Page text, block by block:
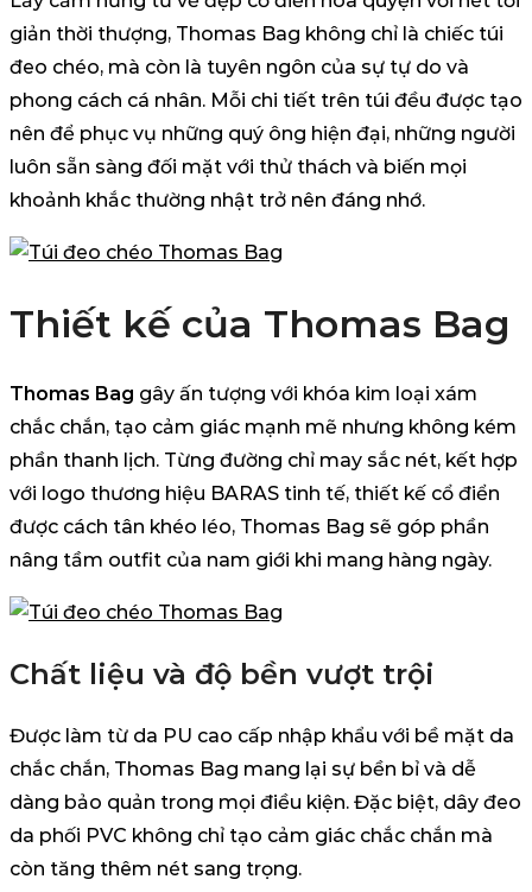
giản thời thượng, Thomas Bag không chỉ là chiếc túi
đeo chéo, mà còn là tuyên ngôn của sự tự do và
phong cách cá nhân. Mỗi chi tiết trên túi đều được tạo
nên để phục vụ những quý ông hiện đại, những người
luôn sẵn sàng đối mặt với thử thách và biến mọi
khoảnh khắc thường nhật trở nên đáng nhớ.
Thiết kế của Thomas Bag
Thomas Bag gây ấn tượng với khóa kim loại xám
chắc chắn, tạo cảm giác mạnh mẽ nhưng không kém
phần thanh lịch. Từng đường chỉ may sắc nét, kết hợp
với logo thương hiệu BARAS tinh tế, thiết kế cổ điển
được cách tân khéo léo, Thomas Bag sẽ góp phần
nâng tầm outfit của nam giới khi mang hàng ngày.
Chất liệu và độ bền vượt trội
Được làm từ da PU cao cấp nhập khẩu với bề mặt da
chắc chắn, Thomas Bag mang lại sự bền bỉ và dễ
dàng bảo quản trong mọi điều kiện. Đặc biệt, dây đeo
da phối PVC không chỉ tạo cảm giác chắc chắn mà
còn tăng thêm nét sang trọng.